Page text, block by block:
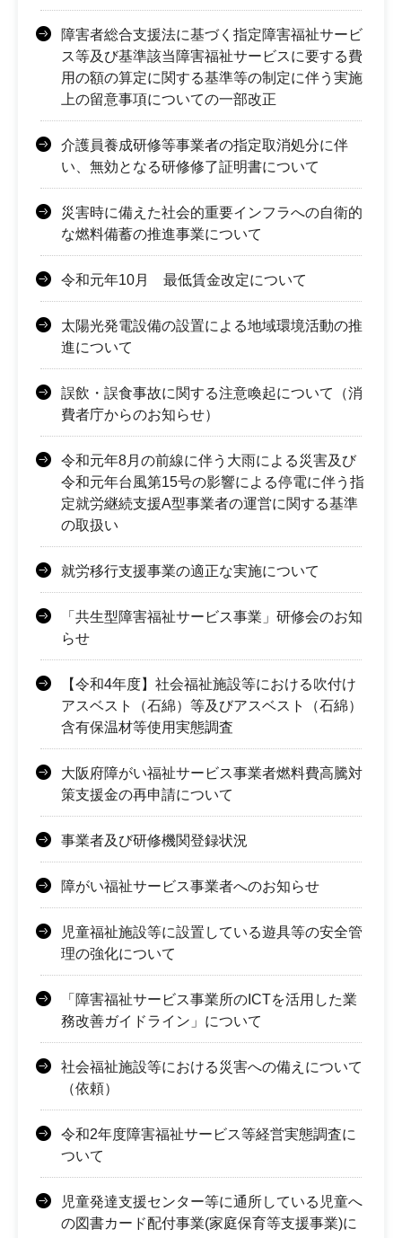
障害者総合支援法に基づく指定障害福祉サービ
ス等及び基準該当障害福祉サービスに要する費
用の額の算定に関する基準等の制定に伴う実施
上の留意事項についての一部改正
介護員養成研修等事業者の指定取消処分に伴
い、無効となる研修修了証明書について
災害時に備えた社会的重要インフラへの自衛的
な燃料備蓄の推進事業について
令和元年10月 最低賃金改定について
太陽光発電設備の設置による地域環境活動の推
進について
誤飲・誤食事故に関する注意喚起について（消
費者庁からのお知らせ）
令和元年8月の前線に伴う大雨による災害及び
令和元年台風第15号の影響による停電に伴う指
定就労継続支援A型事業者の運営に関する基準
の取扱い
就労移行支援事業の適正な実施について
「共生型障害福祉サービス事業」研修会のお知
らせ
【令和4年度】社会福祉施設等における吹付け
アスベスト（石綿）等及びアスベスト（石綿）
含有保温材等使用実態調査
大阪府障がい福祉サービス事業者燃料費高騰対
策支援金の再申請について
事業者及び研修機関登録状況
障がい福祉サービス事業者へのお知らせ
児童福祉施設等に設置している遊具等の安全管
理の強化について
「障害福祉サービス事業所のICTを活用した業
務改善ガイドライン」について
社会福祉施設等における災害への備えについて
（依頼）
令和2年度障害福祉サービス等経営実態調査に
ついて
児童発達支援センター等に通所している児童へ
の図書カード配付事業(家庭保育等支援事業)に